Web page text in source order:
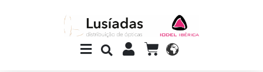
Main
Menu
CART